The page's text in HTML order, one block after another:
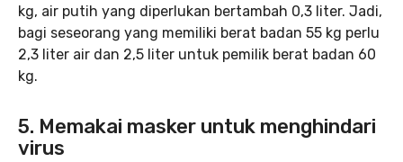
kg, air putih yang diperlukan bertambah 0,3 liter. Jadi,
bagi seseorang yang memiliki berat badan 55 kg perlu
2,3 liter air dan 2,5 liter untuk pemilik berat badan 60
kg.
5. Memakai masker untuk menghindari
virus